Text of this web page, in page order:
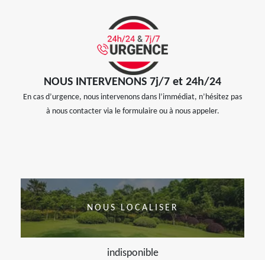
NOUS INTERVENONS 7j/7 et 24h/24
En cas d’urgence, nous intervenons dans l’immédiat, n’hésitez pas
à nous contacter via le formulaire ou à nous appeler.
NOUS LOCALISER
indisponible